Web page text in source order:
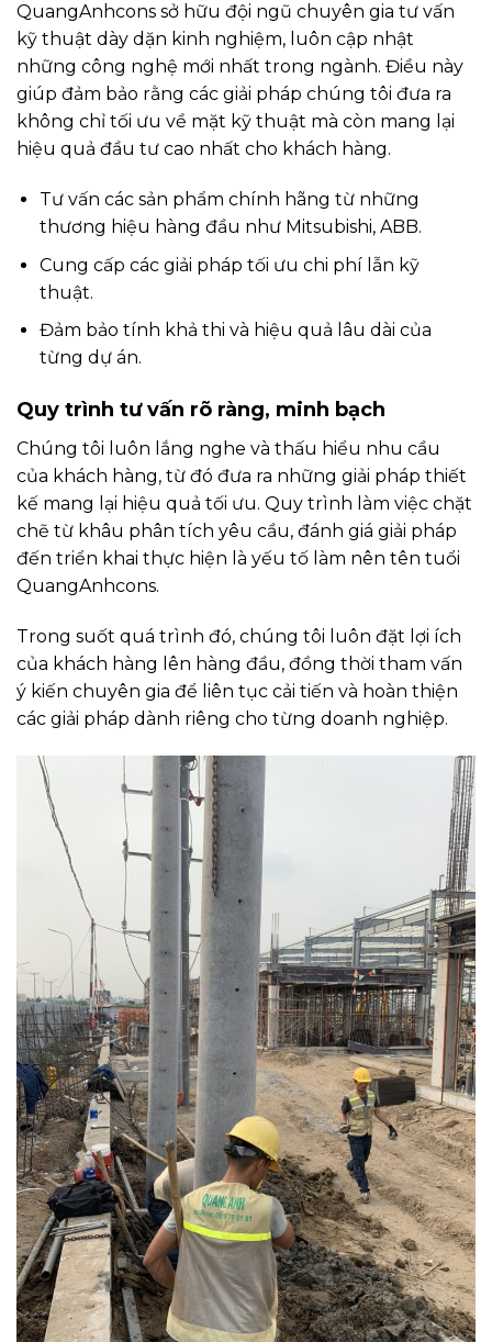
QuangAnhcons sở hữu đội ngũ chuyên gia tư vấn
kỹ thuật dày dặn kinh nghiệm, luôn cập nhật
những công nghệ mới nhất trong ngành. Điều này
giúp đảm bảo rằng các giải pháp chúng tôi đưa ra
không chỉ tối ưu về mặt kỹ thuật mà còn mang lại
hiệu quả đầu tư cao nhất cho khách hàng.
Tư vấn các sản phẩm chính hãng từ những
thương hiệu hàng đầu như Mitsubishi, ABB.
Cung cấp các giải pháp tối ưu chi phí lẫn kỹ
thuật.
Đảm bảo tính khả thi và hiệu quả lâu dài của
từng dự án.
Quy trình tư vấn rõ ràng, minh bạch
Chúng tôi luôn lắng nghe và thấu hiểu nhu cầu
của khách hàng, từ đó đưa ra những giải pháp thiết
kế mang lại hiệu quả tối ưu. Quy trình làm việc chặt
chẽ từ khâu phân tích yêu cầu, đánh giá giải pháp
đến triển khai thực hiện là yếu tố làm nên tên tuổi
QuangAnhcons.
Trong suốt quá trình đó, chúng tôi luôn đặt lợi ích
của khách hàng lên hàng đầu, đồng thời tham vấn
ý kiến chuyên gia để liên tục cải tiến và hoàn thiện
các giải pháp dành riêng cho từng doanh nghiệp.